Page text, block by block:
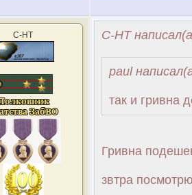
С-НТ С-НТ
paul
так и гривна
Гривна
звтра